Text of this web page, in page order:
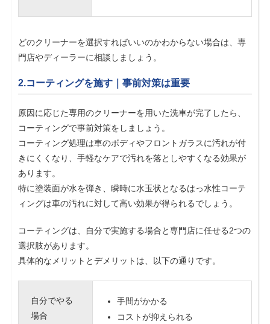
どのクリーナーを選択すればいいのかわからない場合は、専
門店やディーラーに相談しましょう。
2.コーティングを施す｜事前対策は重要
原因に応じた専用のクリーナーを用いた洗車が完了したら、
コーティングで事前対策をしましょう。
コーティング処理は車のボディやフロントガラスに汚れが付
きにくくなり、手軽なケアで汚れを落としやすくなる効果が
あります。
特に塗装面が水を弾き、瞬時に水玉状となるはっ水性コーテ
ィングは車の汚れに対して高い効果が得られるでしょう。
コーティングは、自分で実施する場合と専門店に任せる2つの
選択肢があります。
具体的なメリットとデメリットは、以下の通りです。
自分でやる
場合
手間がかかる
コストが抑えられる